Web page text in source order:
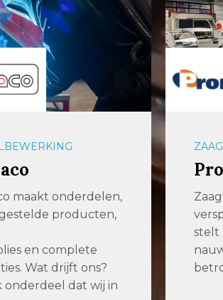
maakt onderdelen,
producten,
en complete
Wat drijft ons?
onderdeel dat wij in
stelt